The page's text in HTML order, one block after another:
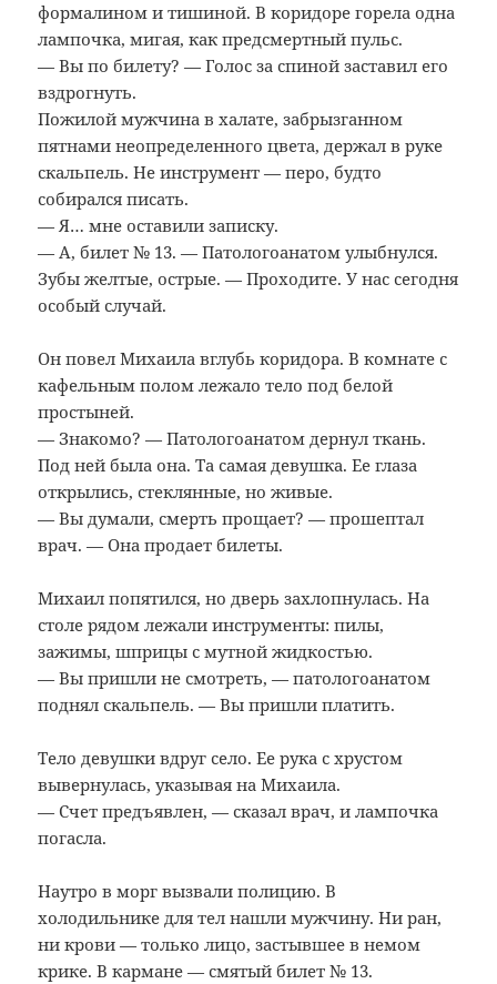
формалином и тишиной. В коридоре горела одна
лампочка, мигая, как предсмертный пульс.
— Вы по билету? — Голос за спиной заставил его
вздрогнуть.
Пожилой мужчина в халате, забрызганном
пятнами неопределенного цвета, держал в руке
скальпель. Не инструмент — перо, будто
собирался писать.
— Я… мне оставили записку.
— А, билет № 13. — Патологоанатом улыбнулся.
Зубы желтые, острые. — Проходите. У нас сегодня
особый случай.
Он повел Михаила вглубь коридора. В комнате с
кафельным полом лежало тело под белой
простыней.
— Знакомо? — Патологоанатом дернул ткань.
Под ней была она. Та самая девушка. Ее глаза
открылись, стеклянные, но живые.
— Вы думали, смерть прощает? — прошептал
врач. — Она продает билеты.
Михаил попятился, но дверь захлопнулась. На
столе рядом лежали инструменты: пилы,
зажимы, шприцы с мутной жидкостью.
— Вы пришли не смотреть, — патологоанатом
поднял скальпель. — Вы пришли платить.
Тело девушки вдруг село. Ее рука с хрустом
вывернулась, указывая на Михаила.
— Счет предъявлен, — сказал врач, и лампочка
погасла.
Наутро в морг вызвали полицию. В
холодильнике для тел нашли мужчину. Ни ран,
ни крови — только лицо, застывшее в немом
крике. В кармане — смятый билет № 13.